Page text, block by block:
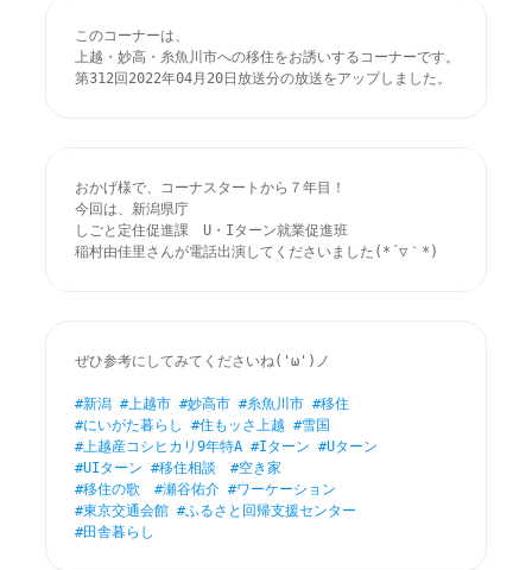
このコーナーは、
上越・妙高・糸魚川市への移住をお誘いするコーナーです。
第312回2022年04月20日放送分の放送をアップしました。
おかげ様で、コーナスタートから７年目！
今回は、新潟県庁
しごと定住促進課　U・Iターン就業促進班
稲村由佳里さんが電話出演してくださいました(*´▽｀*)
ぜひ参考にしてみてくださいね('ω')ノ
#新潟 #上越市 #妙高市 #糸魚川市 #移住
#にいがた暮らし #住もッさ上越 #雪国
#上越産コシヒカリ9年特A #Iターン #Uターン
#UIターン #移住相談
#空き家
#移住の歌
#瀬谷佑介 #ワーケーション
#東京交通会館 #ふるさと回帰支援センター
#田舎暮らし